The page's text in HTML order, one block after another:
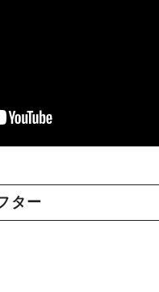
ター